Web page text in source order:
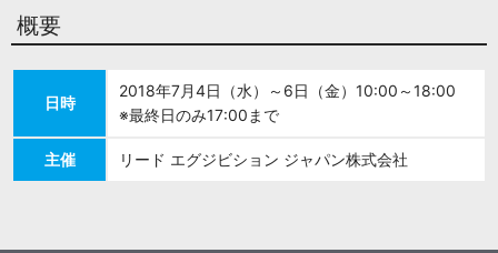
概要
日時
2018年7月4日（水）～6日（金） 10:00～18:00
※最終日のみ17:00まで
主催 リード エグジビション ジャパン株式会社